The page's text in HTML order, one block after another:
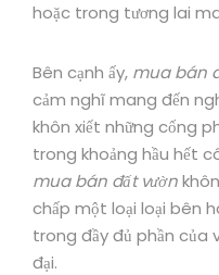
hoặc trong tương lai
Bên cạnh ấy, mua bán
cảm nghĩ mang đến
khôn xiết những cống
trong khoảng hầu hết
mua bán đất vườn
chấp một loại loại bên
trong đầy đủ phần của
đại.